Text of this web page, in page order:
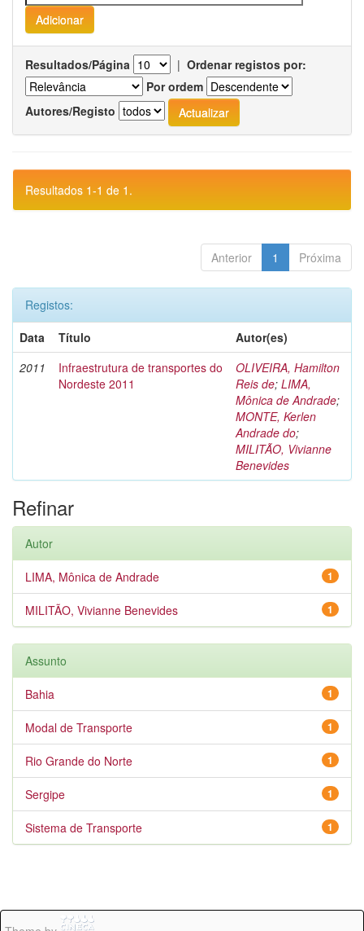
Resultados/Página | Ordenar registos por:
Por ordem
Autores/Registo
Resultados 1-1 de 1.
Anterior 1 Próxima
Registos:
Data
Título
Autor(es)
2011
Infraestrutura de transportes do
Nordeste 2011
OLIVEIRA, Hamilton
Reis de; LIMA,
Mônica de Andrade;
MONTE, Kerlen
Andrade do;
MILITÃO, Vivianne
Benevides
Refinar
Autor
1
LIMA, Mônica de Andrade
1
MILITÃO, Vivianne Benevides
Assunto
1
Bahia
1
Modal de Transporte
1
Rio Grande do Norte
1
Sergipe
1
Sistema de Transporte